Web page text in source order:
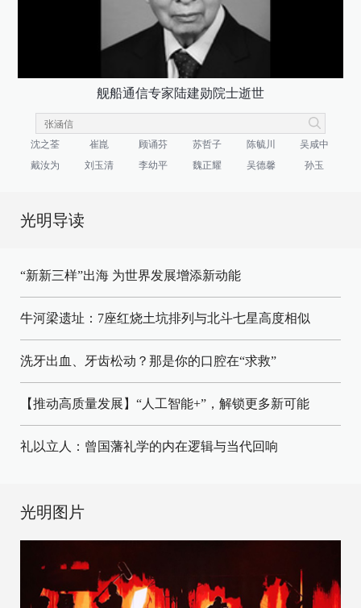
舰船通信专家陆建勋院士逝世
沈之荃 崔崑 顾诵芬 苏哲子 陈毓川
吴咸中
戴汝为
刘玉清 李幼平 魏正耀 吴德馨 孙玉
光明导读
“新新三样”出海 为世界发展增添新动能
牛河梁遗址：7座红烧土坑排列与北斗七星高度相似
洗牙出血、牙齿松动？那是你的口腔在“求救”
【推动高质量发展】“人工智能+”，解锁更多新可能
礼以立人：曾国藩礼学的内在逻辑与当代回响
光明图片